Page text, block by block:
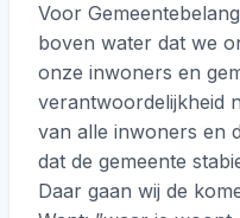
Voor
boven water dat we
onze inwoners en
verantwoordelijkheid
van alle inwoners en
dat de gemeente
Daar gaan wij de